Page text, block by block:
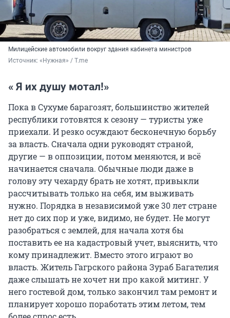
Милицейские автомобили вокруг здания кабинета министров
Источник: «Нужная» / T.me
« Я их душу мотал!»
Пока в Сухуме барагозят, большинство жителей
республики готовятся к сезону — туристы уже
приехали. И резко осуждают бесконечную борьбу
за власть. Сначала одни руководят страной,
другие — в оппозиции, потом меняются, и всё
начинается сначала. Обычные люди даже в
голову эту чехарду брать не хотят, привыкли
рассчитывать только на себя, им выживать
нужно. Порядка в независимой уже 30 лет стране
нет до сих пор и уже, видимо, не будет. Не могут
разобраться с землей, для начала хотя бы
поставить ее на кадастровый учет, выяснить, что
кому принадлежит. Вместо этого играют во
власть. Житель Гагрского района Зураб Багателия
даже слышать не хочет ни про какой митинг. У
него гостевой дом, только закончил там ремонт и
планирует хорошо поработать этим летом, тем